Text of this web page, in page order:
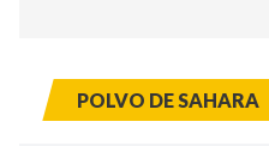
POLVO DE SAHARA